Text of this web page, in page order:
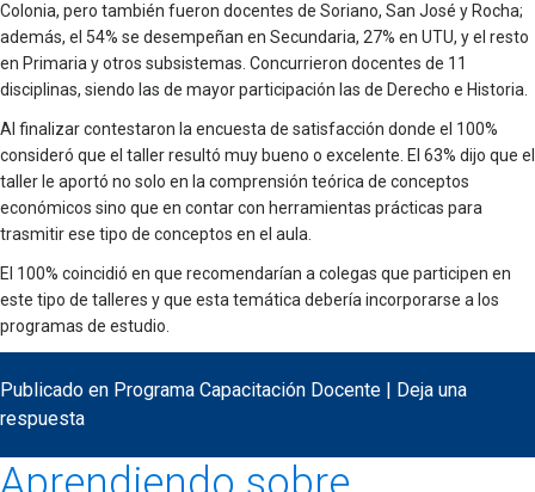
Colonia, pero también fueron docentes de Soriano, San José y Rocha;
además, el 54% se desempeñan en Secundaria, 27% en UTU, y el resto
en Primaria y otros subsistemas. Concurrieron docentes de 11
disciplinas, siendo las de mayor participación las de Derecho e Historia.
Al finalizar contestaron la encuesta de satisfacción donde el 100%
consideró que el taller resultó muy bueno o excelente. El 63% dijo que el
taller le aportó no solo en la comprensión teórica de conceptos
económicos sino que en contar con herramientas prácticas para
trasmitir ese tipo de conceptos en el aula.
El 100% coincidió en que recomendarían a colegas que participen en
este tipo de talleres y que esta temática debería incorporarse a los
programas de estudio.
Publicado en Programa Capacitación Docente | Deja una
respuesta